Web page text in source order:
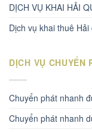
DỊCH VỤ KHAI HẢI
Dịch vụ khai thuê
DỊCH VỤ CHUYỂN
Chuyển phát nhanh
Chuyển phát nhanh